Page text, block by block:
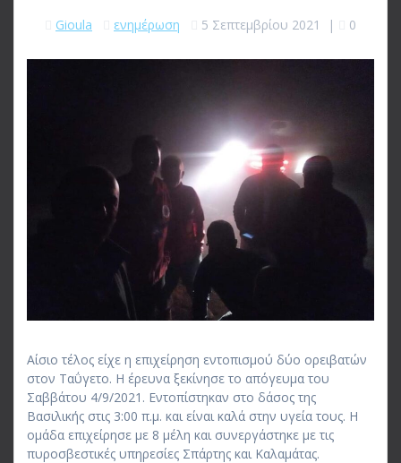
Gioula ενημέρωση 5 Σεπτεμβρίου 2021 | 0
Αίσιο τέλος είχε η επιχείρηση εντοπισμού δύο ορειβατών
στον Ταΰγετο. Η έρευνα ξεκίνησε το απόγευμα του
Σαββάτου 4/9/2021. Εντοπίστηκαν στο δάσος της
Βασιλικής στις 3:00 π.μ. και είναι καλά στην υγεία τους. Η
ομάδα επιχείρησε με 8 μέλη και συνεργάστηκε με τις
πυροσβεστικές υπηρεσίες Σπάρτης και Καλαμάτας.